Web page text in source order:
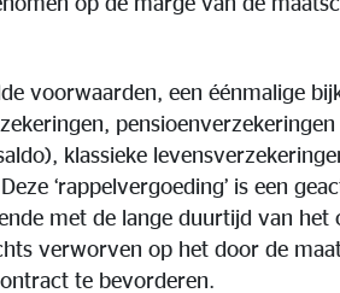
voorwaarden, een éénmalige
klassieke
‘rappelvergoeding’ is een
met de lange duurtijd van het
verworven op het door de
te bevorderen.